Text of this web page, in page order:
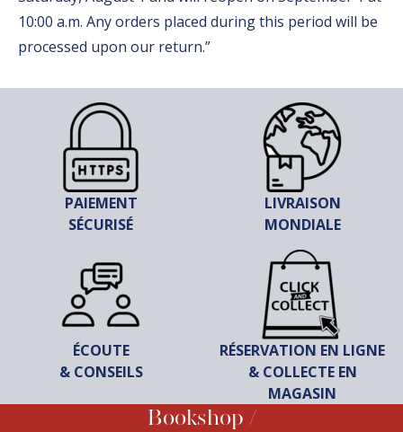
10:00 a.m. Any orders placed during this period will be
processed upon our return.”
PAIEMENT
SÉCURISÉ
LIVRAISON
MONDIALE
ÉCOUTE
& CONSEILS
RÉSERVATION EN LIGNE
& COLLECTE EN
MAGASIN
Bookshop